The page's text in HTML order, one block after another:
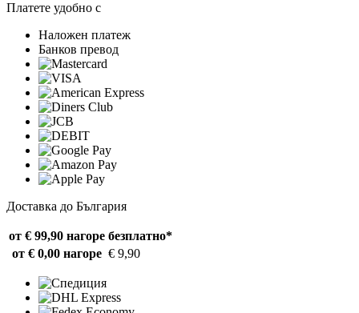
Платете удобно с
Наложен платеж
Банков превод
Доставка до България
от € 99,90 нагоре безплатно*
от € 0,00 нагоре € 9,90